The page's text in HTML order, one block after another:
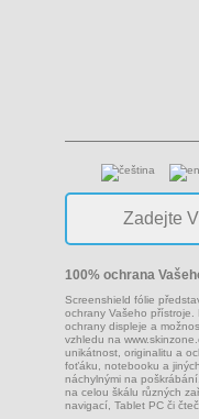
100% ochrana
Screenshield fólie
ochrany Vašeho přístroje.
ochrany displeje a
vzhledu na
unikátnost, originalitu a
foťáku, notebooku a
náchylnými na
na celou škálu různých
navigací, Tablet PC či